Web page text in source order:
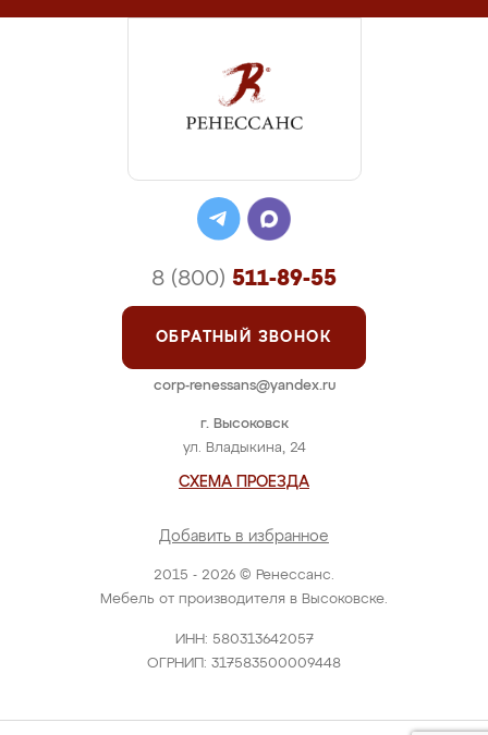
2015 - 2026 © Ренессанс.
Мебель от производителя в Высоковске.
ИНН: 580313642057
ОГРНИП: 317583500009448
г. Высоковск
ул. Владыкина, 24
СХЕМА ПРОЕЗДА
Добавить в избранное
8 (800) 511-89-55
ОБРАТНЫЙ ЗВОНОК
corp-renessans@yandex.ru